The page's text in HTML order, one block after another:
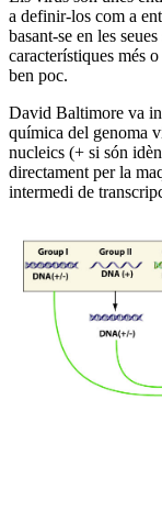
a definir-los com a
basant-se en les
característiques més
ben poc.
David Baltimore va
química del genoma
nucleics (+ si són
directament per la
intermedi de